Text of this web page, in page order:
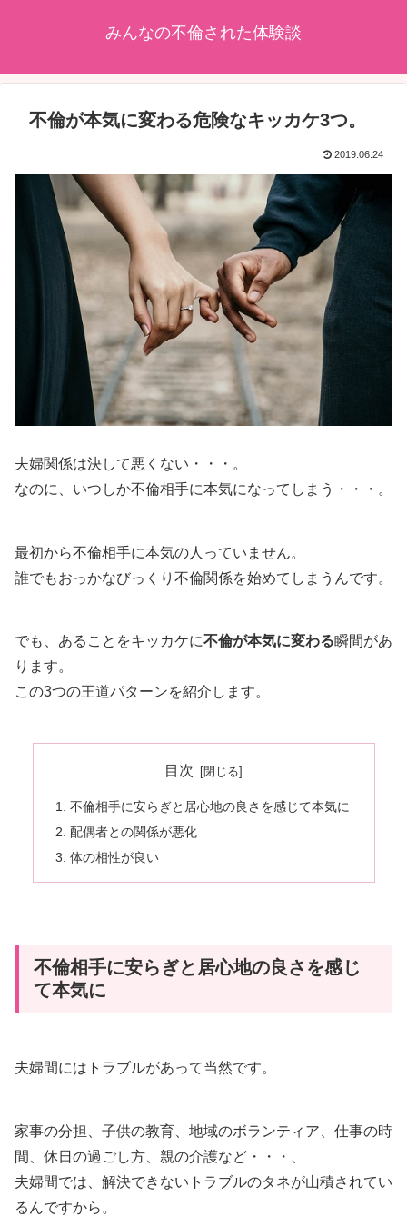
みんなの不倫された体験談
不倫が本気に変わる危険なキッカケ3つ。
2019.06.24
夫婦関係は決して悪くない・・・。
なのに、いつしか不倫相手に本気になってしまう・・・。
最初から不倫相手に本気の人っていません。
誰でもおっかなびっくり不倫関係を始めてしまうんです。
でも、あることをキッカケに不倫が本気に変わる瞬間があ
ります。
この3つの王道パターンを紹介します。
目次
不倫相手に安らぎと居心地の良さを感じて本気に
配偶者との関係が悪化
体の相性が良い
不倫相手に安らぎと居心地の良さを感じ
て本気に
夫婦間にはトラブルがあって当然です。
家事の分担、子供の教育、地域のボランティア、仕事の時
間、休日の過ごし方、親の介護など・・・、
夫婦間では、解決できないトラブルのタネが山積されてい
るんですから。